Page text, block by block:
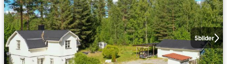
5bilder